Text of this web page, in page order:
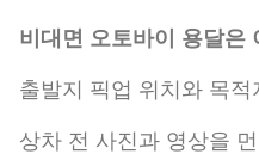
비대면 오토바이 용달은
출발지 픽업 위치와 목
상차 전 사진과 영상을